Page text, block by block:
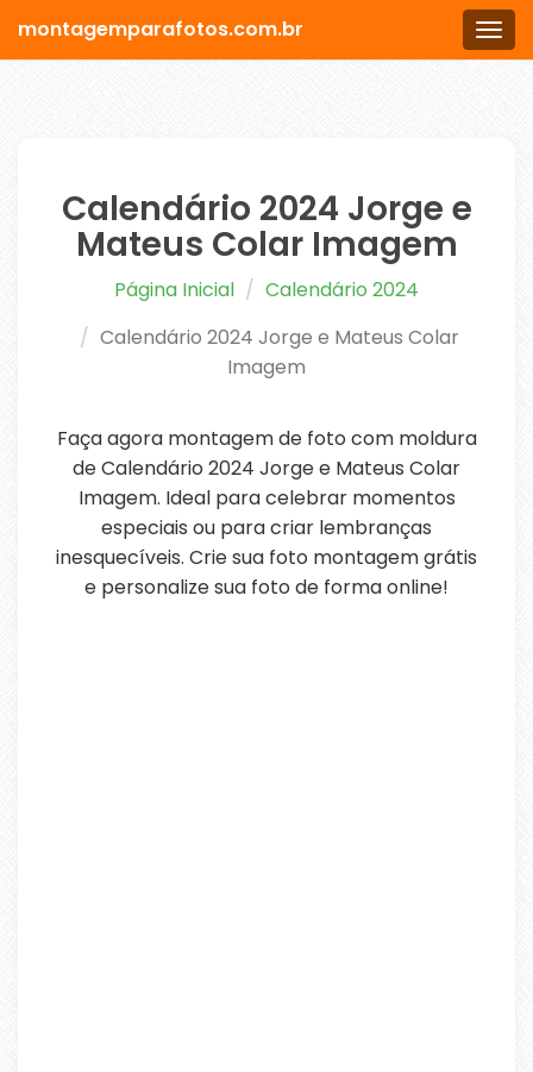
Menu
montagemparafotos.com.br
Calendário 2024 Jorge e
Mateus Colar Imagem
Página Inicial
Calendário 2024
Calendário 2024 Jorge e Mateus Colar
Imagem
Faça agora montagem de foto com moldura
de Calendário 2024 Jorge e Mateus Colar
Imagem. Ideal para celebrar momentos
especiais ou para criar lembranças
inesquecíveis. Crie sua foto montagem grátis
e personalize sua foto de forma online!